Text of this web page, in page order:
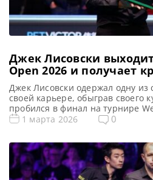
Джек Лисовски
Open 2026 и получает
BetVictor Home Nations
Джек Лисовски одержал одну
своей карьере, обыграв своего
пробился в финал на турнире
WST Джек Лисовски сделал один
Open 2026. […]
1 марта 2026 0